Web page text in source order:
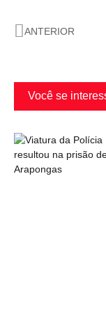
ANTERIOR
Você se